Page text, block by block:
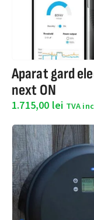
Aparat gard
next ON
1.715,00 lei TVA